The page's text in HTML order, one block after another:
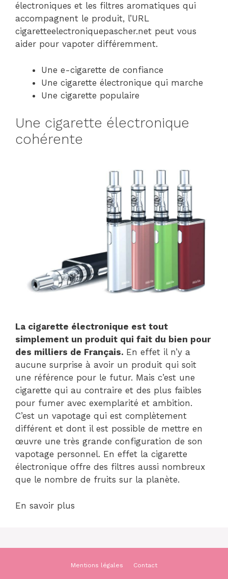
électroniques et les filtres aromatiques qui
accompagnent le produit, l’URL
cigaretteelectroniquepascher.net peut vous
aider pour vapoter différemment.
Une e-cigarette de confiance
Une cigarette électronique qui marche
Une cigarette populaire
Une cigarette électronique
cohérente
La cigarette électronique est tout
simplement un produit qui fait du bien pour
des milliers de Français. En effet il n’y a
aucune surprise à avoir un produit qui soit
une référence pour le futur. Mais c’est une
cigarette qui au contraire et des plus faibles
pour fumer avec exemplarité et ambition.
C’est un vapotage qui est complètement
différent et dont il est possible de mettre en
œuvre une très grande configuration de son
vapotage personnel. En effet la cigarette
électronique offre des filtres aussi nombreux
que le nombre de fruits sur la planète.
En savoir plus
Mentions légales Contact